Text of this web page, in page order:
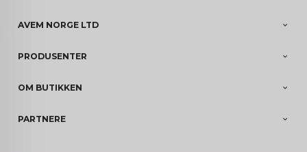
AVEM NORGE LTD
PRODUSENTER
OM BUTIKKEN
PARTNERE